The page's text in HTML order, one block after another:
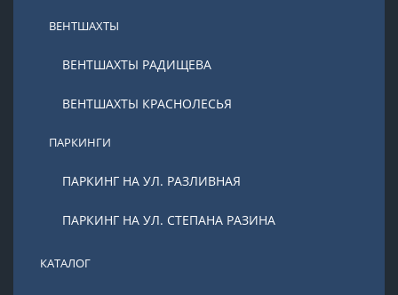
ВЕНТШАХТЫ
ВЕНТШАХТЫ РАДИЩЕВА
ВЕНТШАХТЫ КРАСНОЛЕСЬЯ
ПАРКИНГИ
ПАРКИНГ НА УЛ. РАЗЛИВНАЯ
ПАРКИНГ НА УЛ. СТЕПАНА РАЗИНА
КАТАЛОГ